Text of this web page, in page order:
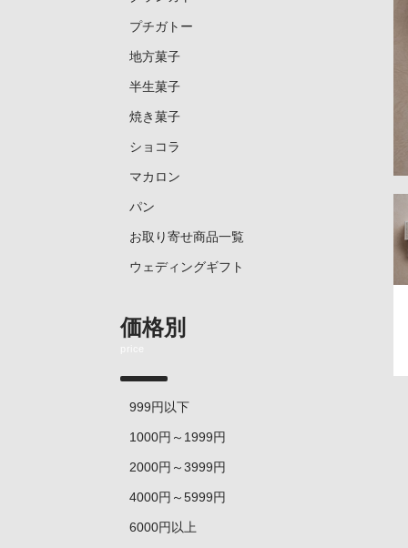
プチガトー
地方菓子
半生菓子
焼き菓子
ショコラ
マカロン
パン
お取り寄せ商品一覧
ウェディングギフト
価格別
price
999円以下
1000円～1999円
2000円～3999円
4000円～5999円
6000円以上